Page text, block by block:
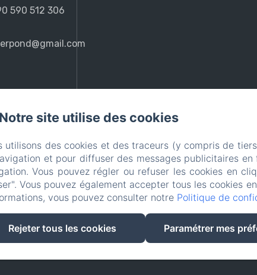
590 512 306
EN
FR
Créé par
Notre site utilise des cookies
utilisons des cookies et des traceurs (y compris de
et pour diffuser des messages publicitaires
Vous pouvez régler ou refuser les cookies en
Vous pouvez également accepter tous les cookies
vous pouvez consulter notre Politique de
Rejeter tous les cookies Paramétrer mes